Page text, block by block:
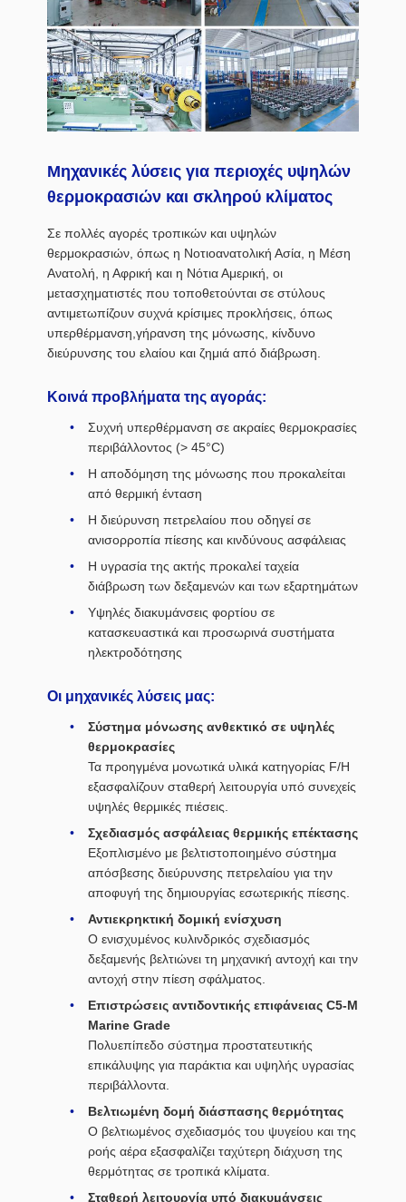
Μηχανικές λύσεις για περιοχές υψηλών
θερμοκρασιών και σκληρού κλίματος
Σε πολλές αγορές τροπικών και υψηλών
θερμοκρασιών, όπως η Νοτιοανατολική Ασία, η Μέση
Ανατολή, η Αφρική και η Νότια Αμερική, οι
μετασχηματιστές που τοποθετούνται σε στύλους
αντιμετωπίζουν συχνά κρίσιμες προκλήσεις, όπως
υπερθέρμανση,γήρανση της μόνωσης, κίνδυνο
διεύρυνσης του ελαίου και ζημιά από διάβρωση.
Κοινά προβλήματα της αγοράς:
Συχνή υπερθέρμανση σε ακραίες θερμοκρασίες
περιβάλλοντος (> 45°C)
Η αποδόμηση της μόνωσης που προκαλείται
από θερμική ένταση
Η διεύρυνση πετρελαίου που οδηγεί σε
ανισορροπία πίεσης και κινδύνους ασφάλειας
Η υγρασία της ακτής προκαλεί ταχεία
διάβρωση των δεξαμενών και των εξαρτημάτων
Υψηλές διακυμάνσεις φορτίου σε
κατασκευαστικά και προσωρινά συστήματα
ηλεκτροδότησης
Οι μηχανικές λύσεις μας:
Σύστημα μόνωσης ανθεκτικό σε υψηλές
θερμοκρασίες
Τα προηγμένα μονωτικά υλικά κατηγορίας F/H
εξασφαλίζουν σταθερή λειτουργία υπό συνεχείς
υψηλές θερμικές πιέσεις.
Σχεδιασμός ασφάλειας θερμικής επέκτασης
Εξοπλισμένο με βελτιστοποιημένο σύστημα
απόσβεσης διεύρυνσης πετρελαίου για την
αποφυγή της δημιουργίας εσωτερικής πίεσης.
Αντιεκρηκτική δομική ενίσχυση
Ο ενισχυμένος κυλινδρικός σχεδιασμός
δεξαμενής βελτιώνει τη μηχανική αντοχή και την
αντοχή στην πίεση σφάλματος.
Επιστρώσεις αντιδοντικής επιφάνειας C5-M
Marine Grade
Πολυεπίπεδο σύστημα προστατευτικής
επικάλυψης για παράκτια και υψηλής υγρασίας
περιβάλλοντα.
Βελτιωμένη δομή διάσπασης θερμότητας
Ο βελτιωμένος σχεδιασμός του ψυγείου και της
ροής αέρα εξασφαλίζει ταχύτερη διάχυση της
θερμότητας σε τροπικά κλίματα.
Σταθερή λειτουργία υπό διακυμάνσεις